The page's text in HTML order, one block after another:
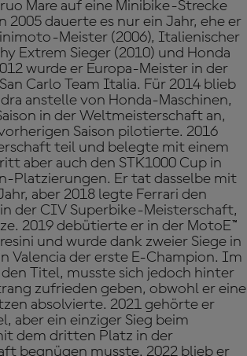
Mare auf eine Minibike-Strecke
dauerte es nur ein Jahr, ehe er
Meister (2006), Italienischer
Extrem Sieger (2010) und Honda
wurde er Europa-Meister in der
Carlo Team Italia. Für 2014 blieb
anstelle von Honda-Maschinen,
in der Weltmeisterschaft an,
Saison pilotierte. 2016
teil und belegte mit einem
aber auch den STK1000 Cup in
Platzierungen. Er tat dasselbe mit
aber 2018 legte Ferrari den
der CIV Superbike-Meisterschaft,
2019 debütierte er in der MotoE™
und wurde dank zweier Siege in
Valencia der erste E-Champion. Im
Titel, musste sich jedoch hinter
zufrieden geben, obwohl er eine
absolvierte. 2021 gehörte er
aber ein einziger Sieg beim
dem dritten Platz in der
begnügen musste. 2022 blieb er